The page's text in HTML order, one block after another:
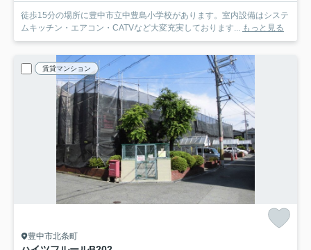
徒歩15分の場所に豊中市立中豊島小学校があります。室内設備はシステ
ムキッチン・エアコン・CATVなど大変充実しております...
もっと見る
賃貸マンション
豊中市北条町